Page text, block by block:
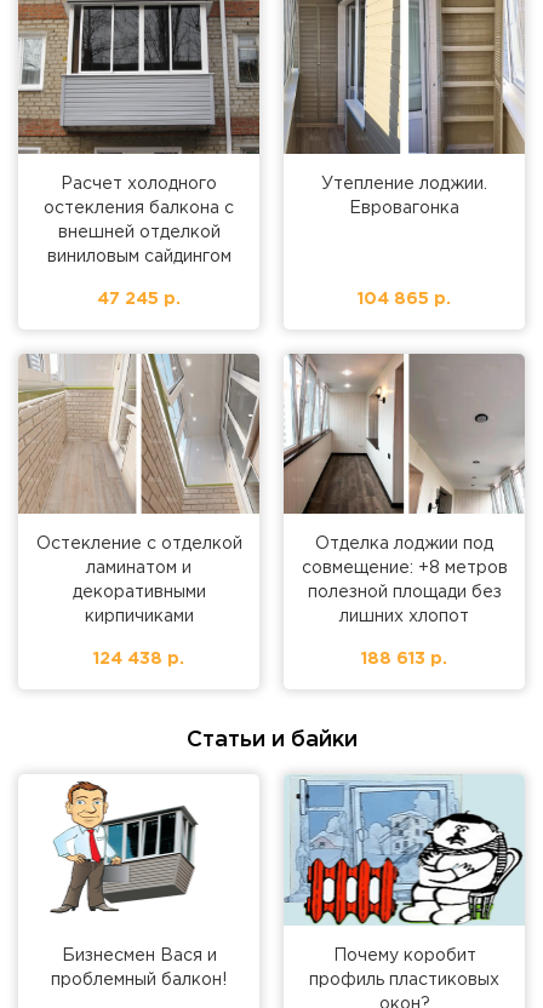
Расчет холодного
остекления балкона с
внешней отделкой
виниловым сайдингом
47 245 р.
Утепление лоджии.
Евровагонка
104 865 р.
Остекление с отделкой
ламинатом и
декоративными
кирпичиками
124 438 р.
Отделка лоджии под
совмещение: +8 метров
полезной площади без
лишних хлопот
188 613 р.
Статьи и байки
Бизнесмен Вася и
проблемный балкон!
Почему коробит
профиль пластиковых
окон?